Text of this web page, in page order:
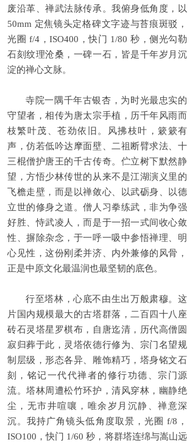
废沿革、禅武法脉传承。我俯身低角度，以
50mm 定焦镜头定格碑文字迹与苔痕斑驳，
光圈 f/4，ISO400，快门 1/80 秒，侧光勾勒
石刻纹理沧桑，一碑一石，皆是千年岁月沉
淀的禅心文脉。
寺院一隅千年古银杏，为时光最忠实的
守望者，相传为唐太宗手植，历千年风雨而
枝繁叶茂、苍劲依旧。风拂枝叶，簌簌有
声，仿若低吟达摩面壁、二祖断臂求法、十
三棍僧护唐王的千古传奇。伫立树下默然静
望，方悟少林传世的从来不是江湖演义里的
飞檐走壁，而是以禅敛心、以武砺身、以德
立世的修身之道。僧人习拳练武，非为争强
好胜、恃武凌人，而是于一招一式间收心敛
性、摒除杂念，于一呼一吸中参悟禅理、明
心见性，这份刚柔并济、内外兼修的风骨，
正是中原文化最温润也最坚韧的底色。
行至塔林，心底不由生出万般肃穆。这
片国内规模最大的古塔群落，二百四十八座
砖石灵塔星罗棋布，自唐迄清，历代高僧圆
寂归葬于此，灵塔依德行修为、宗门名望规
制层级，形态各异、雕饰精巧，塔身铭文石
刻，铭记一代代禅者的修行功德、宗门源
流。塔林周遭松竹环护，清风穿林，幽静绝
尘，无市井喧嚷，唯余岁月沉静、禅意深
沉。我持广角镜头低角度取景，光圈 f/8，
ISO100，快门 1/60 秒，将群塔连绵与嵩山远